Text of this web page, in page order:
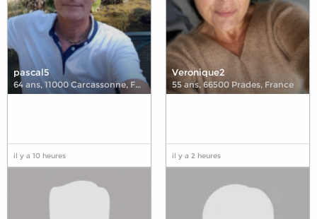
pascal5
64 ans,11000 Carcassonne, France
il y a 10 heures
Veronique2
55 ans, 66500 Prades, France
il y a 2 heures